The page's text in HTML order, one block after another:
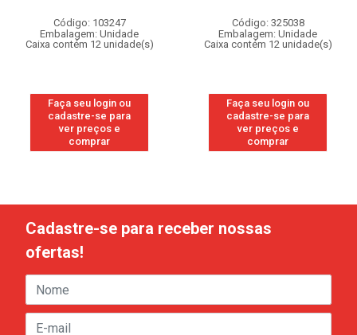
Código: 103247
Embalagem: Unidade
Caixa contém 12 unidade(s)
Faça seu login ou
cadastre-se para
ver preços e
comprar
Código: 325038
Embalagem: Unidade
Caixa contém 12 unidade(s)
Faça seu login ou
cadastre-se para
ver preços e
comprar
Cadastre-se para receber nossas
ofertas!